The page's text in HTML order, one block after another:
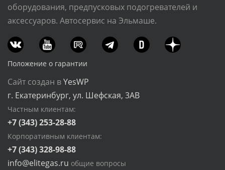
оборудования, предпусковых подогревателей и
аксессуаров. Автосервис на Эльмаше.
Положение о гарантии
Сайт создан вYesWP
г. Екатеринбург, ул. Шефская, 3АВ
Частным клиентам:
+7 (343) 253-28-88
Корпоративным клиентам:
+7 (343) 328-98-88
info@elitegas.ru общие вопросы